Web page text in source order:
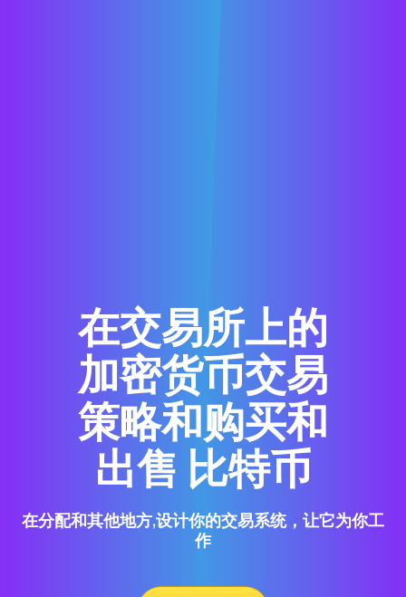
在交易所上的
加密货币交易
策略和购买和
出售 比特币
在分配和其他地方,设计你的交易系统，让它为你工
作